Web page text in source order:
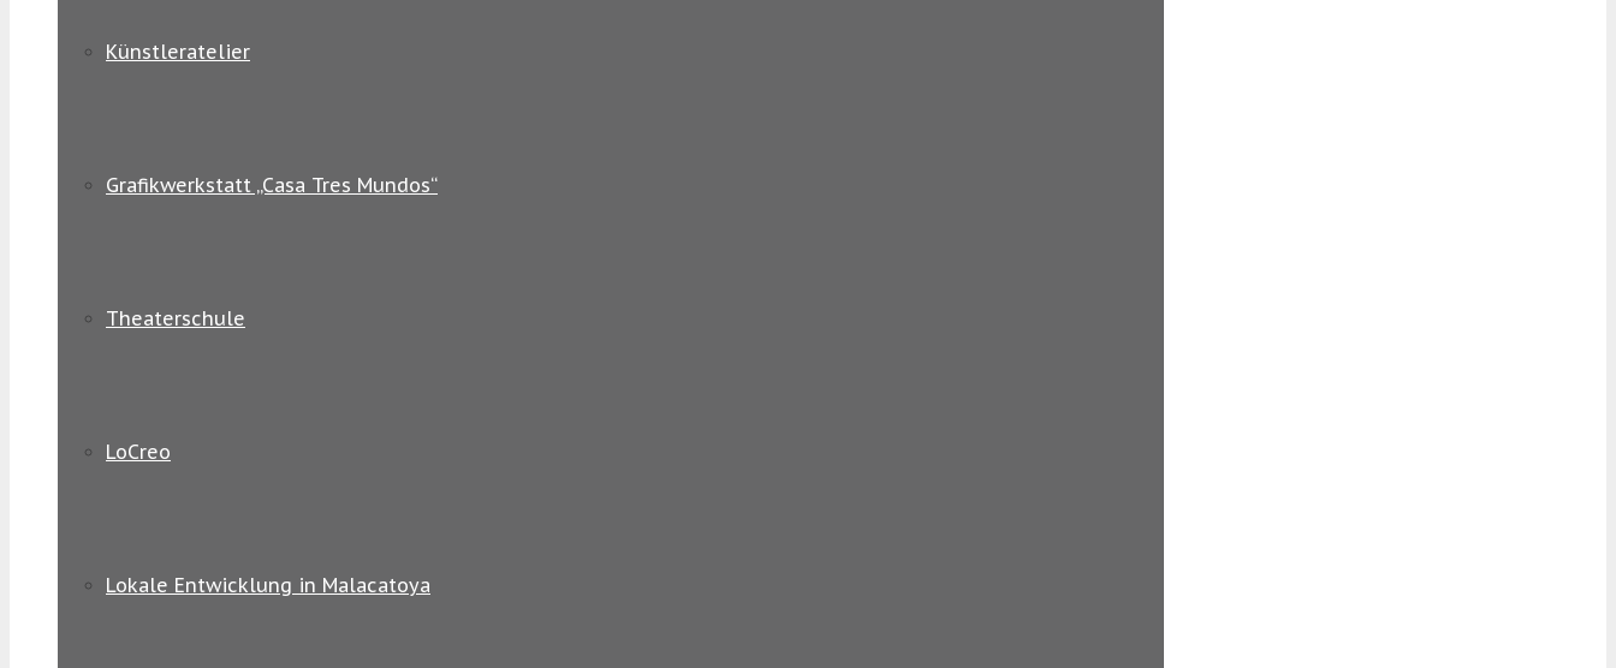
Künstleratelier
Grafikwerkstatt „Casa Tres Mundos“
Theaterschule
LoCreo
Lokale Entwicklung in Malacatoya